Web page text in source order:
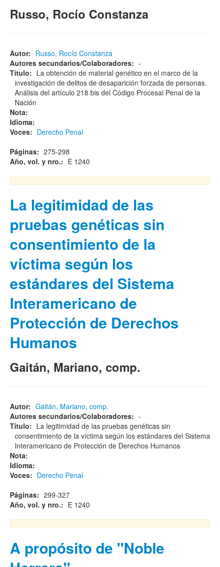
Russo, Rocío Constanza
Autor: Russo, Rocío Constanza
Autores secundarios/Colaboradores: -
Título: La obtención de material genético en el marco de la
investigación de delitos de desaparición forzada de personas.
Análisis del artículo 218 bis del Código Procesal Penal de la
Nación
Nota:
Idioma:
Voces: Derecho Penal
Páginas: 275-298
Año, vol. y nro.: E 1240
La legitimidad de las
pruebas genéticas sin
consentimiento de la
víctima según los
estándares del Sistema
Interamericano de
Protección de Derechos
Humanos
Gaitán, Mariano, comp.
Autor: Gaitán, Mariano, comp.
Autores secundarios/Colaboradores: -
Título: La legitimidad de las pruebas genéticas sin
consentimiento de la víctima según los estándares del Sistema
Interamericano de Protección de Derechos Humanos
Nota:
Idioma:
Voces: Derecho Penal
Páginas: 299-327
Año, vol. y nro.: E 1240
A propósito de "Noble